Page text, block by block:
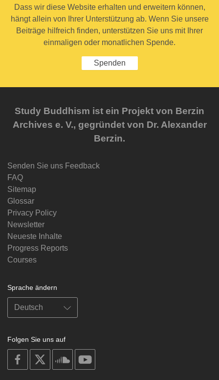
Dass wir diese Website erhalten und erweitern können,
hängt allein von Ihrer Unterstützung ab. Wenn Sie unsere
Beiträge hilfreich finden, unterstützen Sie uns mit Ihrer
einmaligen oder monatlichen Spende.
Spenden
Study Buddhism ist ein Projekt von Berzin
Archives e. V., gegründet von Dr. Alexander
Berzin.
Senden Sie uns Feedback
FAQ
Sitemap
Glossar
Privacy Policy
Newsletter
Neueste Inhalte
Progress Reports
Courses
Sprache ändern
Folgen Sie uns auf
on
facebook
soundcloud